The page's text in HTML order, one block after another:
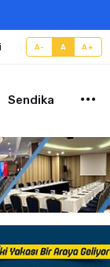
A- A A+
Sendika